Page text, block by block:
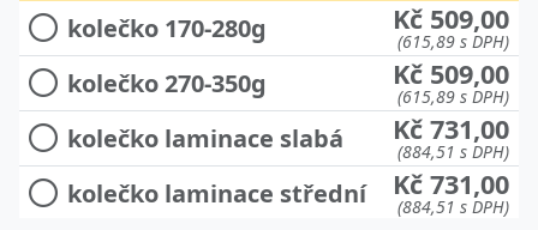
kolečko 170-280g Kč 509,00
(615,89 s DPH)
kolečko 270-350g Kč 509,00
(615,89 s DPH)
kolečko laminace slabá Kč 731,00
(884,51 s DPH)
kolečko laminace střední Kč 731,00
(884,51 s DPH)